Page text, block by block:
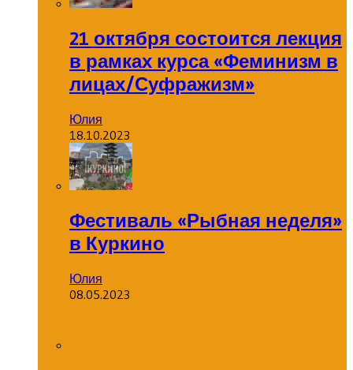
21 октября состоится лекция
в рамках курса «Феминизм в
лицах/Суфражизм»
Юлия
18.10.2023
Фестиваль «Рыбная неделя»
в Куркино
Юлия
08.05.2023